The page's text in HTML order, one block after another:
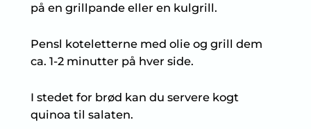
på en grillpande eller en kulgrill.
Pensl koteletterne med olie og grill dem
ca. 1-2 minutter på hver side.
I stedet for brød kan du servere kogt
quinoa til salaten.